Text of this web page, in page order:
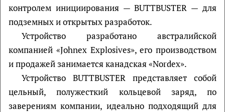
контролем инициирования — BUTTBUSTER — для
подземных и открытых разработок.
Устройство разработано австралийской
компанией «Johnex Explosives», его производством
и продажей занимается канадская «Nordex».
Устройство BUTTBUSTER представляет собой
цельный, полужесткий кольцевой заряд, по
заверениям компании, идеально подходящий для